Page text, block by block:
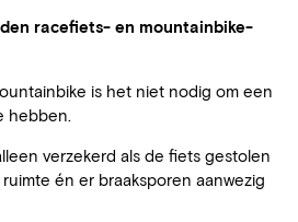
racefiets- en mountainbike-
is het niet nodig om een
hebben.
verzekerd als de fiets gestolen
én er braaksporen aanwezig